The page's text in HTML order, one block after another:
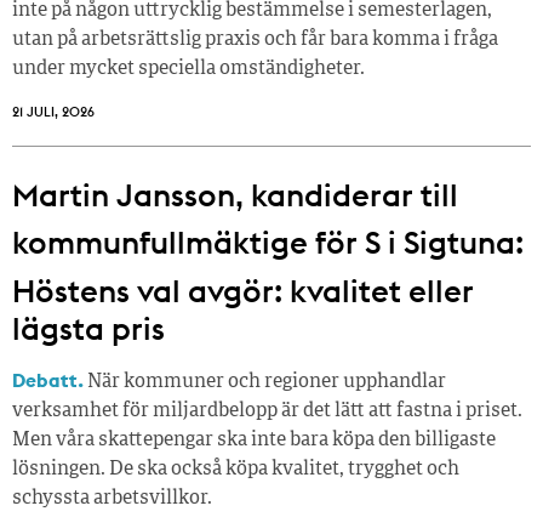
inte på någon uttrycklig bestämmelse i semesterlagen,
utan på arbetsrättslig praxis och får bara komma i fråga
under mycket speciella omständigheter.
21 JULI, 2026
Martin Jansson, kandiderar till
kommunfullmäktige för S i Sigtuna:
Höstens val avgör: kvalitet eller
lägsta pris
Debatt. När kommuner och regioner upphandlar
verksamhet för miljardbelopp är det lätt att fastna i priset.
Men våra skattepengar ska inte bara köpa den billigaste
lösningen. De ska också köpa kvalitet, trygghet och
schyssta arbetsvillkor.